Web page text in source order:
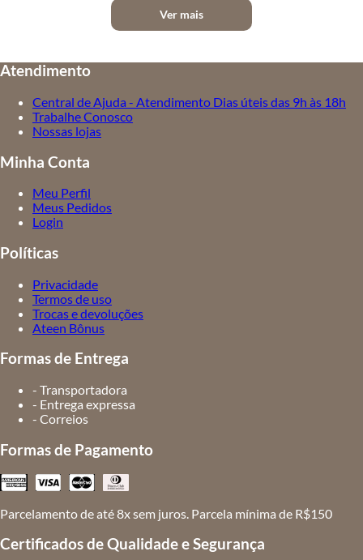
Ver mais
Atendimento
Central de Ajuda - Atendimento Dias úteis das 9h às 18h
Trabalhe Conosco
Nossas lojas
Minha Conta
Meu Perfil
Meus Pedidos
Login
Políticas
Privacidade
Termos de uso
Trocas e devoluções
Ateen Bônus
Formas de Entrega
- Transportadora
- Entrega expressa
- Correios
Formas de Pagamento
Parcelamento de até 8x sem juros. Parcela mínima de R$150
Certificados de Qualidade e Segurança